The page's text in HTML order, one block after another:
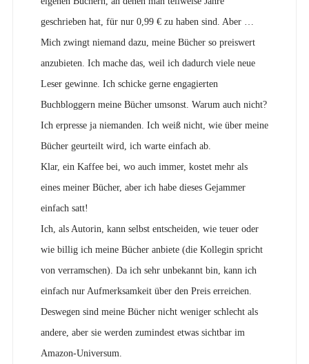
geschrieben hat, für nur 0,99 € zu haben sind. Aber …
Mich zwingt niemand dazu, meine Bücher so preiswert
anzubieten. Ich mache das, weil ich dadurch viele neue
Leser gewinne. Ich schicke gerne engagierten
Buchbloggern meine Bücher umsonst. Warum auch nicht?
Ich erpresse ja niemanden. Ich weiß nicht, wie über meine
Bücher geurteilt wird, ich warte einfach ab.
Klar, ein Kaffee bei, wo auch immer, kostet mehr als
eines meiner Bücher, aber ich habe dieses Gejammer
einfach satt!
Ich, als Autorin, kann selbst entscheiden, wie teuer oder
wie billig ich meine Bücher anbiete (die Kollegin spricht
von verramschen). Da ich sehr unbekannt bin, kann ich
einfach nur Aufmerksamkeit über den Preis erreichen.
Deswegen sind meine Bücher nicht weniger schlecht als
andere, aber sie werden zumindest etwas sichtbar im
Amazon-Universum.